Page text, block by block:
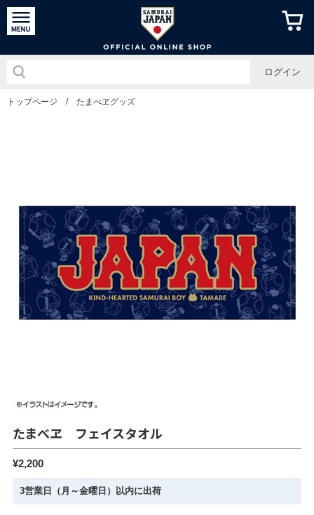
侍ジャパ
ログイン
トップページ / たまべヱグッズ
たまべヱ フェイスタオル
¥2,200
3営業日（月～金曜日）以内に出荷